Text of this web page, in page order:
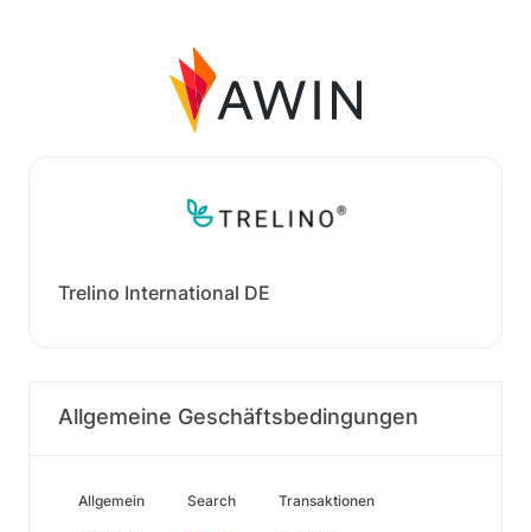
Trelino International DE
Allgemeine Geschäftsbedingungen
Allgemein Search Transaktionen